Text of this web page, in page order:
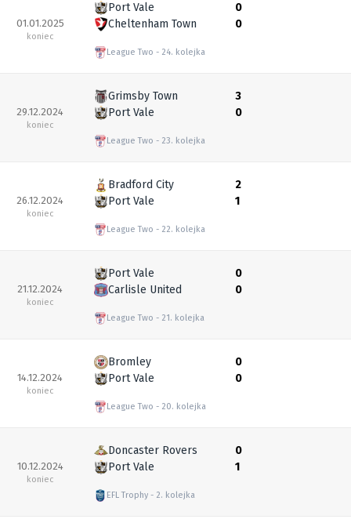
01.01.2025
koniec
Port Vale
Cheltenham Town
League Two 24. kolejka
0
0
29.12.2024
koniec
Grimsby Town
Port Vale
League Two 23. kolejka
3
0
26.12.2024
koniec
Bradford City
Port Vale
League Two 22. kolejka
2
1
21.12.2024
koniec
Port Vale
Carlisle United
League Two 21. kolejka
0
0
14.12.2024
koniec
Bromley
Port Vale
League Two 20. kolejka
0
0
10.12.2024
koniec
Doncaster Rovers
Port Vale
EFL Trophy 2. kolejka
0
1